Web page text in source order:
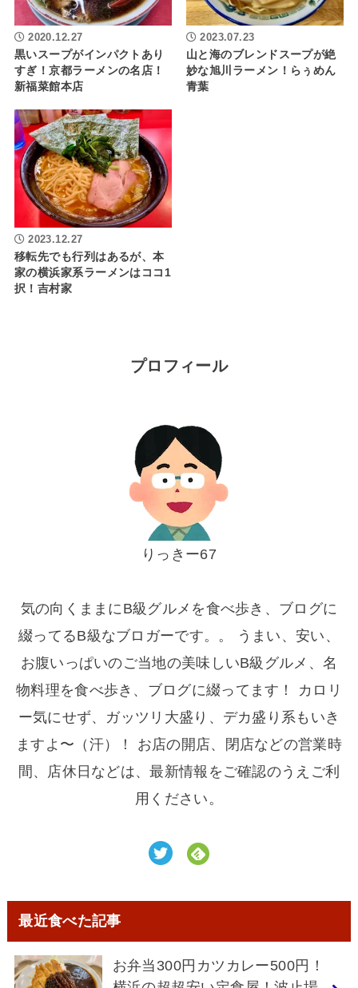
2020.12.27
黒いスープがインパクトあり
すぎ！京都ラーメンの名店！
新福菜館本店
2023.07.23
山と海のブレンドスープが絶
妙な旭川ラーメン！らぅめん
青葉
2023.12.27
移転先でも行列はあるが、本
家の横浜家系ラーメンはココ1
択！吉村家
プロフィール
りっきー67
気の向くままにB級グルメを食べ歩き、ブログに
綴ってるB級なブロガーです。。 うまい、安い、
お腹いっぱいのご当地の美味しいB級グルメ、名
物料理を食べ歩き、ブログに綴ってます！ カロリ
ー気にせず、ガッツリ大盛り、デカ盛り系もいき
ますよ〜（汗）！ お店の開店、閉店などの営業時
間、店休日などは、最新情報をご確認のうえご利
用ください。
最近食べた記事
お弁当300円カツカレー500円！